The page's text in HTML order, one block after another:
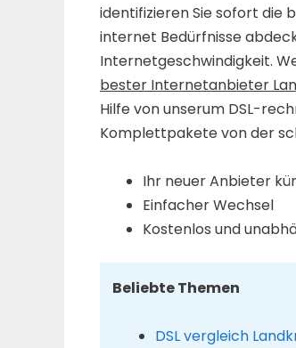
identifizieren Sie sofort die
internet Bedürfnisse
Internetgeschwindigkeit.
bester Internetanbieter
Hilfe von unserum DSL-
Komplettpakete von der
Ihr neuer Anbieter
Einfacher Wechsel
Kostenlos und
Beliebte Themen
DSL vergleich